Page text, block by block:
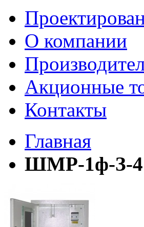
О компании
Акционные
Контакты
Главная
ШМР-1ф-З-4